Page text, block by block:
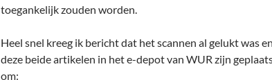
toegankelijk zouden worden.
Heel snel kreeg ik bericht dat het scannen al gelukt was
deze beide artikelen in het e-depot van WUR zijn
om: